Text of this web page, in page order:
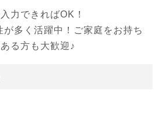
力できればOK！
多く活躍中！ご家庭をお持ち
る方も大歓迎♪